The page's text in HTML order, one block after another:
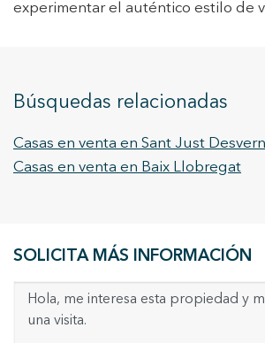
experimentar el auténtico estilo de
Búsquedas relacionadas
Casas en venta en Sant Just Desvern
Casas en venta en Baix Llobregat
SOLICITA MÁS INFORMACIÓN